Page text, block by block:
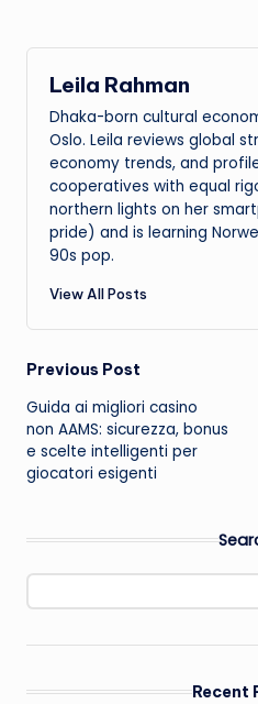
Leila Rahman
Dhaka-born cultural
Oslo. Leila reviews global
economy trends, and
cooperatives with equal
northern lights on her
pride) and is learning
90s pop.
View All Posts
Post
navigation
Previous Post
Guida ai migliori casino
non AAMS: sicurezza, bonus
e scelte intelligenti per
giocatori esigenti
Recent